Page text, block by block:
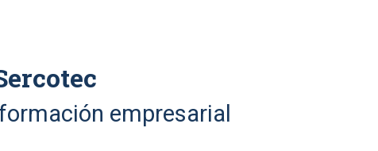
empresarial